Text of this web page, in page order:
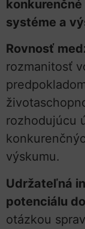
systéme a
Rovnosť
rozmanitosť
rozhodujúcu
výskumu.
Udržateľná
potenciálu
otázkou